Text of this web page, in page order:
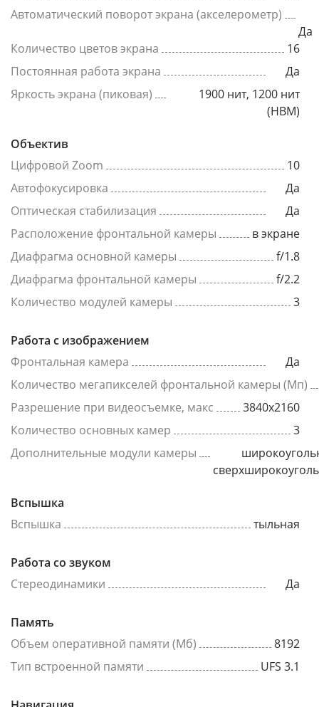
Автоматический поворот экрана (акселерометр)
Да
Количество цветов экрана
16
Постоянная работа экрана
Да
Яркость экрана (пиковая)
1900 нит, 1200 нит
(HBM)
Объектив
Цифровой Zoom
10
Автофокусировка
Да
Оптическая стабилизация
Да
Расположение фронтальной камеры
в экране
Диафрагма основной камеры
f/1.8
Диафрагма фронтальной камеры
f/2.2
Количество модулей камеры
3
Работа с изображением
Фронтальная камера
Да
Количество мегапикселей фронтальной камеры (Мп)
Разрешение при видеосъемке, макс
3840x2160
Количество основных камер
3
Дополнительные модули камеры
Вспышка
Вспышка
тыльная
Работа со звуком
Стереодинамики
Да
Память
Объем оперативной памяти (Мб)
8192
Тип встроенной памяти
UFS 3.1